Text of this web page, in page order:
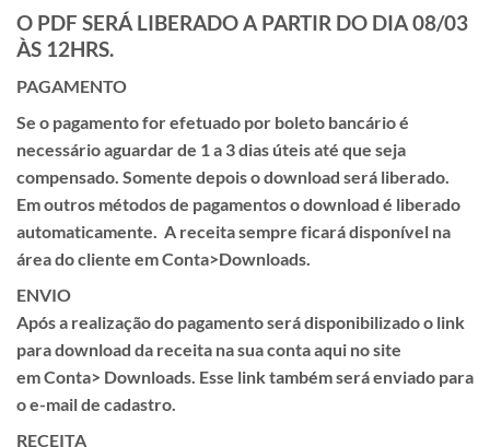
O PDF SERÁ LIBERADO A PARTIR DO DIA 08/03
ÀS 12HRS.
PAGAMENTO
Se o pagamento for efetuado por boleto bancário é
necessário aguardar de 1 a 3 dias úteisaté que seja
compensado. Somente depois o download será liberado.
Em outros métodos de pagamentos o download é liberado
automaticamente. A receita sempre ficará disponível na
área do cliente emConta>Downloads.
ENVIO
Após a realização do pagamento será disponibilizado o link
para download da receita na sua conta aqui no site
emConta> Downloads. Esse link também será enviado para
o e-mail de cadastro.
RECEITA